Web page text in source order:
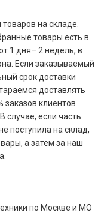
на складе.
товары есть в
1 дня– 2 недель, в
Если заказываемый
срок доставки
доставлять
заказов клиентов
случае, если часть
поступила на склад,
а затем за наш
по Москве и МО